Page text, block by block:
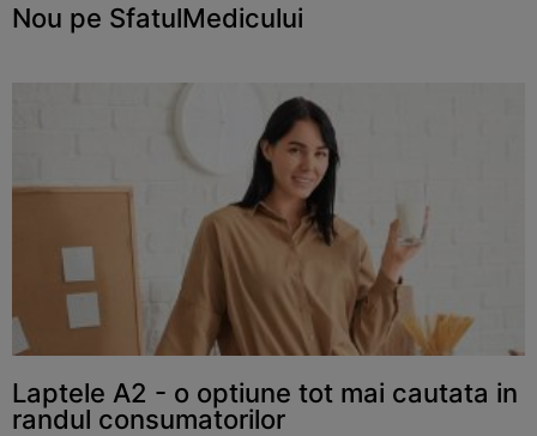
Nou pe SfatulMedicului
Laptele A2 - o optiune tot mai cautata in
randul consumatorilor